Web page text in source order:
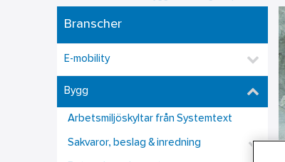
Branscher
E-mobility
Bygg
Arbetsmiljöskyltar från Systemtext
Sakvaror, beslag & inredning